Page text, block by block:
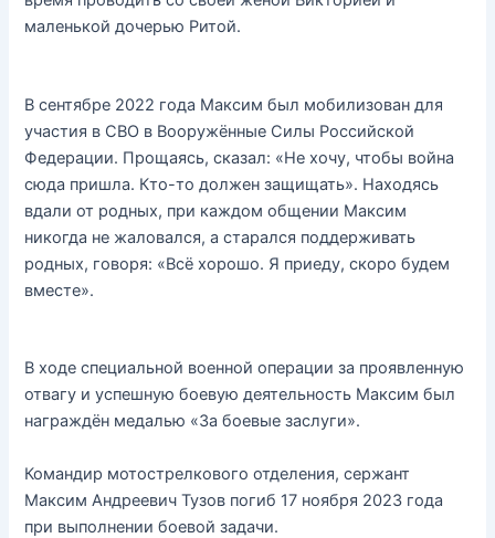
маленькой дочерью Ритой.
В сентябре 2022 года Максим был мобилизован для
участия в СВО в Вооружённые Силы Российской
Федерации. Прощаясь, сказал: «Не хочу, чтобы война
сюда пришла. Кто-то должен защищать». Находясь
вдали от родных, при каждом общении Максим
никогда не жаловался, а старался поддерживать
родных, говоря: «Всё хорошо. Я приеду, скоро будем
вместе».
В ходе специальной военной операции за проявленную
отвагу и успешную боевую деятельность Максим был
награждён медалью «За боевые заслуги».
Командир мотострелкового отделения, сержант
Максим Андреевич Тузов погиб 17 ноября 2023 года
при выполнении боевой задачи.